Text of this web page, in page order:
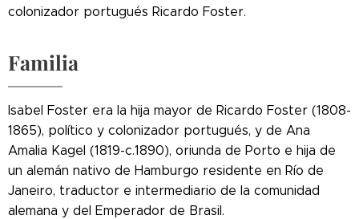
colonizador portugués Ricardo Foster.
Familia
Isabel Foster era la hija mayor de Ricardo Foster (1808-
1865), político y colonizador portugués, y de Ana
Amalia Kagel (1819-c.1890), oriunda de Porto e hija de
un alemán nativo de Hamburgo residente en Río de
Janeiro, traductor e intermediario de la comunidad
alemana y del Emperador de Brasil.